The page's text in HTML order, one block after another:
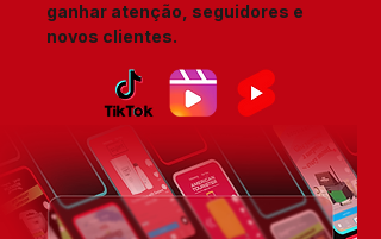
ganhar atenção, seguidores e
novos clientes.